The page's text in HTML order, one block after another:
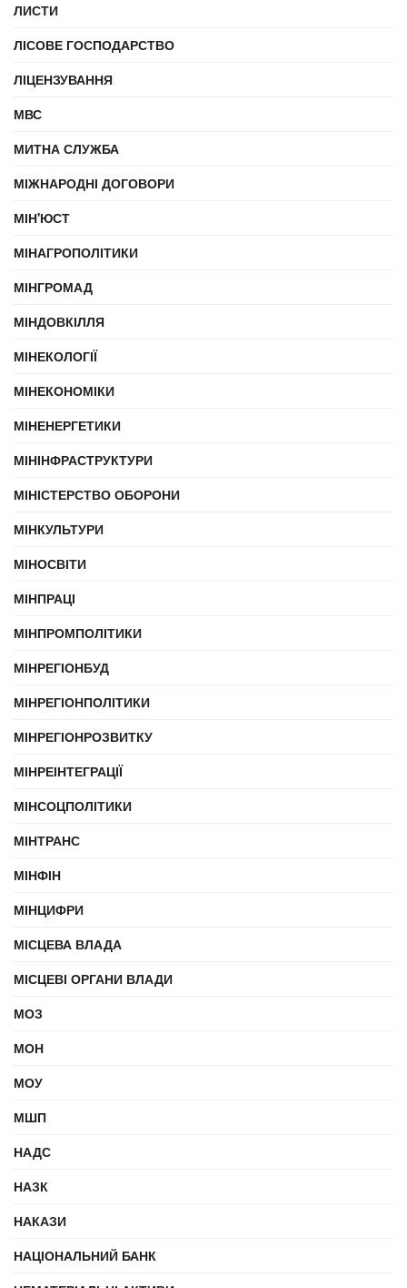
ЛИСТИ
ЛІСОВЕ ГОСПОДАРСТВО
ЛІЦЕНЗУВАННЯ
МВС
МИТНА СЛУЖБА
МІЖНАРОДНІ ДОГОВОРИ
МІН'ЮСТ
МІНАГРОПОЛІТИКИ
МІНГРОМАД
МІНДОВКІЛЛЯ
МІНЕКОЛОГІЇ
МІНЕКОНОМІКИ
МІНЕНЕРГЕТИКИ
МІНІНФРАСТРУКТУРИ
МІНІСТЕРСТВО ОБОРОНИ
МІНКУЛЬТУРИ
МІНОСВІТИ
МІНПРАЦІ
МІНПРОМПОЛІТИКИ
МІНРЕГІОНБУД
МІНРЕГІОНПОЛІТИКИ
МІНРЕГІОНРОЗВИТКУ
МІНРЕІНТЕГРАЦІЇ
МІНСОЦПОЛІТИКИ
МІНТРАНС
МІНФІН
МІНЦИФРИ
МІСЦЕВА ВЛАДА
МІСЦЕВІ ОРГАНИ ВЛАДИ
МОЗ
МОН
МОУ
МШП
НАДС
НАЗК
НАКАЗИ
НАЦІОНАЛЬНИЙ БАНК